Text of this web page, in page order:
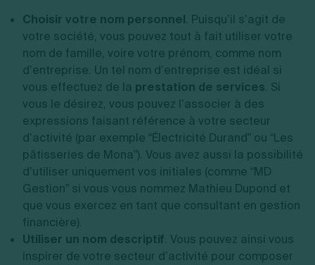
Choisir votre nom personnel. Puisqu’il s’agit de
votre société, vous pouvez tout à fait utiliser votre
nom de famille, voire votre prénom, comme nom
d’entreprise. Un tel nom d’entreprise est idéal si
vous effectuez de la prestation de services. Si
vous le désirez, vous pouvez l’associer à des
expressions faisant référence à votre secteur
d’activité (par exemple “Électricité Durand” ou “Les
pâtisseries de Mona”). Vous avez aussi la possibilité
d’utiliser uniquement vos initiales (comme “MD
Gestion” si vous vous nommez Mathieu Dupond et
que vous exercez en tant que consultant en gestion
financière).
Utiliser un nom descriptif. Vous pouvez ainsi vous
inspirer de votre secteur d’activité pour composer